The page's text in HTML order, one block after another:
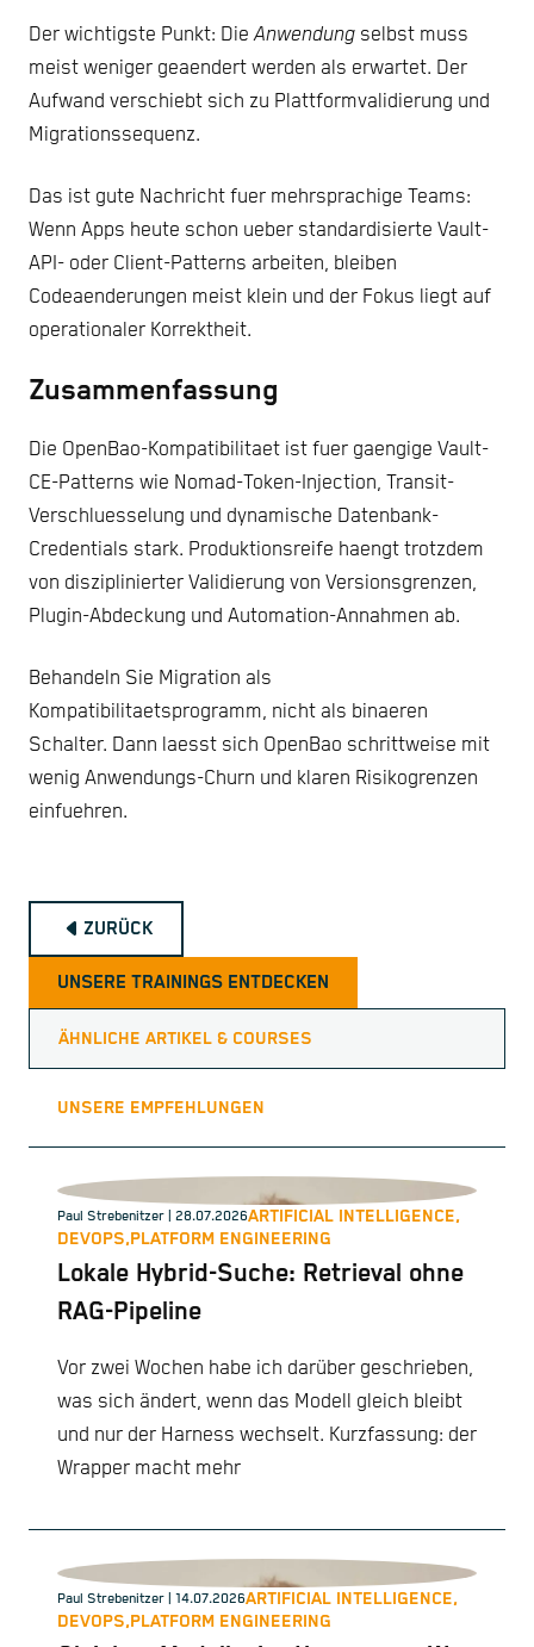
Der wichtigste Punkt: DieAnwendung selbst muss
meist weniger geaendert werden als erwartet. Der
Aufwand verschiebt sich zu Plattformvalidierung und
Migrationssequenz.
Das ist gute Nachricht fuer mehrsprachige Teams:
Wenn Apps heute schon ueber standardisierte Vault-
API- oder Client-Patterns arbeiten, bleiben
Codeaenderungen meist klein und der Fokus liegt auf
operationaler Korrektheit.
Zusammenfassung
Die OpenBao-Kompatibilitaet ist fuer gaengige Vault-
CE-Patterns wie Nomad-Token-Injection, Transit-
Verschluesselung und dynamische Datenbank-
Credentials stark. Produktionsreife haengt trotzdem
von disziplinierter Validierung von Versionsgrenzen,
Plugin-Abdeckung und Automation-Annahmen ab.
Behandeln Sie Migration als
Kompatibilitaetsprogramm, nicht als binaeren
Schalter. Dann laesst sich OpenBao schrittweise mit
wenig Anwendungs-Churn und klaren Risikogrenzen
einfuehren.
ZURÜCK
UNSERE TRAININGS ENTDECKEN
ÄHNLICHE ARTIKEL & COURSES
UNSERE EMPFEHLUNGEN
Paul Strebenitzer | 28.07.2026ARTIFICIAL INTELLIGENCE,
DEVOPS,PLATFORM ENGINEERING
Lokale Hybrid-Suche: Retrieval ohne
RAG-Pipeline
Vor zwei Wochen habe ich darüber geschrieben,
was sich ändert, wenn das Modell gleich bleibt
und nur der Harness wechselt. Kurzfassung: der
Wrapper macht mehr
Paul Strebenitzer | 14.07.2026ARTIFICIAL INTELLIGENCE,
DEVOPS,PLATFORM ENGINEERING